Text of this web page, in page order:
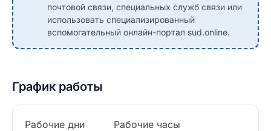
почтовой связи, специальных служб связи или
использовать специализированный
вспомогательный онлайн-портал sud.online.
График работы
Рабочие дни
Рабочие часы